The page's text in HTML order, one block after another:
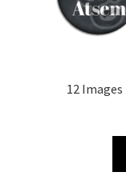
12 Images